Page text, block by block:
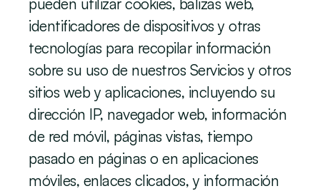
identificadores de dispositivos y otras
tecnologías para recopilar información
sobre su uso de nuestros Servicios y otros
sitios web y aplicaciones, incluyendo su
dirección IP, navegador web, información
de red móvil, páginas vistas, tiempo
pasado en páginas o en aplicaciones
móviles, enlaces clicados, y información